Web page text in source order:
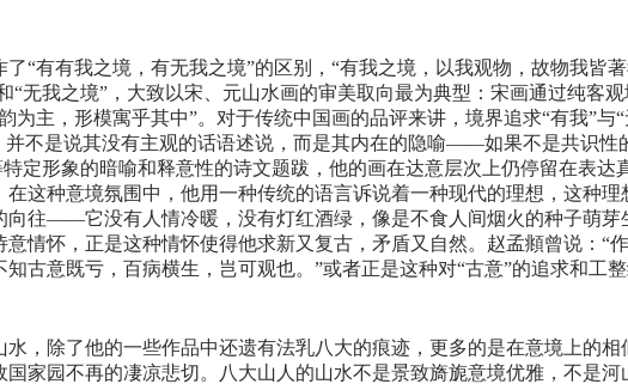
“有有我之境，有无我之境”的区别，“有我之境，以我观物，故物我皆
“无我之境”，大致以宋、元山水画的审美取向最为典型：宋画通过纯客
为主，形模寓乎其中”。对于传统中国画的品评来讲，境界追求“有我”
并不是说其没有主观的话语述说，而是其内在的隐喻——如果不是共识
定形象的暗喻和释意性的诗文题跋，他的画在达意层次上仍停留在表
这种意境氛围中，他用一种传统的语言诉说着一种现代的理想，这种
往——它没有人情冷暖，没有灯红酒绿，像是不食人间烟火的种子萌芽
情怀，正是这种情怀使得他求新又复古，矛盾又自然。赵孟頫曾说：“
古意既亏，百病横生，岂可观也。”或者正是这种对“古意”的追求和工
，除了他的一些作品中还遗有法乳八大的痕迹，更多的是在意境上的
家园不再的凄凉悲切。八大山人的山水不是景致旖旎意境优雅，不是河